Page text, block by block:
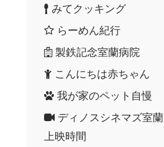
みてクッキング
らーめん紀行
製鉄記念室蘭病院
こんにちは赤ちゃん
我が家のペット自慢
ディノスシネマズ室蘭
上映時間